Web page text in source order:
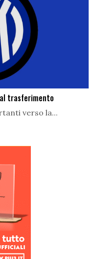
trasferimento
verso la...